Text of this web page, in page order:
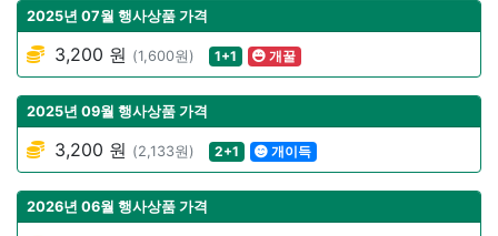
2025년 07월 행사상품 가격
3,200 원 (1,600원) 1+1 개꿀
2025년 09월 행사상품 가격
3,200 원 (2,133원) 2+1 개이득
2026년 06월 행사상품 가격